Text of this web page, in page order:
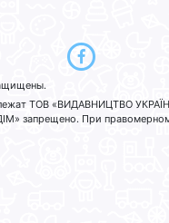
ТОВ «ВИДАВНИЦТВО
запрещено. При правомерном